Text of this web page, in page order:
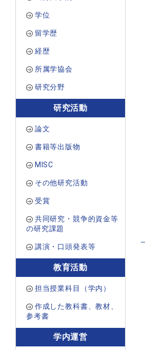
学位
留学歴
経歴
所属学協会
研究分野
研究活動
論文
書籍等出版物
MISC
その他研究活動
受賞
共同研究・競争的資金等
の研究課題
講演・口頭発表等
教育活動
担当授業科目（学内）
作成した教科書、教材、
参考書
学内運営